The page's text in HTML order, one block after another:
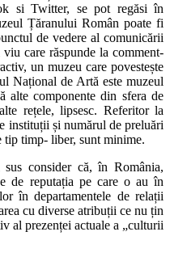
si Twitter, se pot regăsi în
Țăranului Român poate fi
de vedere al comunicării
care răspunde la comment-
un muzeu care povestește
Național de Artă este muzeul
alte componente din sfera de
rețele, lipsesc. Referitor la
instituții și numărul de preluări
tip timp- liber, sunt minime.
consider că, în România,
de reputația pe care o au în
în departamentele de relații
cu diverse atribuții ce nu țin
al prezenței actuale a „culturii